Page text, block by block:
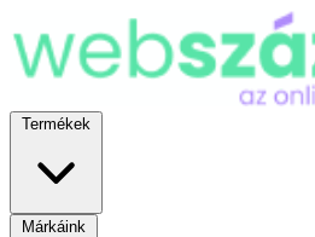
Termékek
Márkáink